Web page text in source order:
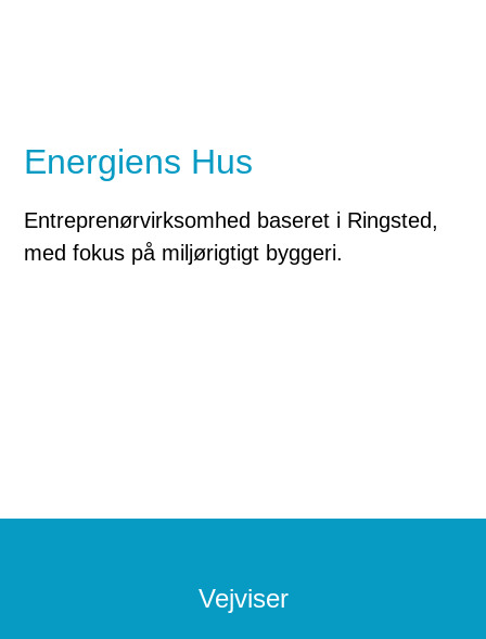
Energiens Hus
Entreprenørvirksomhed baseret i Ringsted,
med fokus på miljørigtigt byggeri.
Vejviser